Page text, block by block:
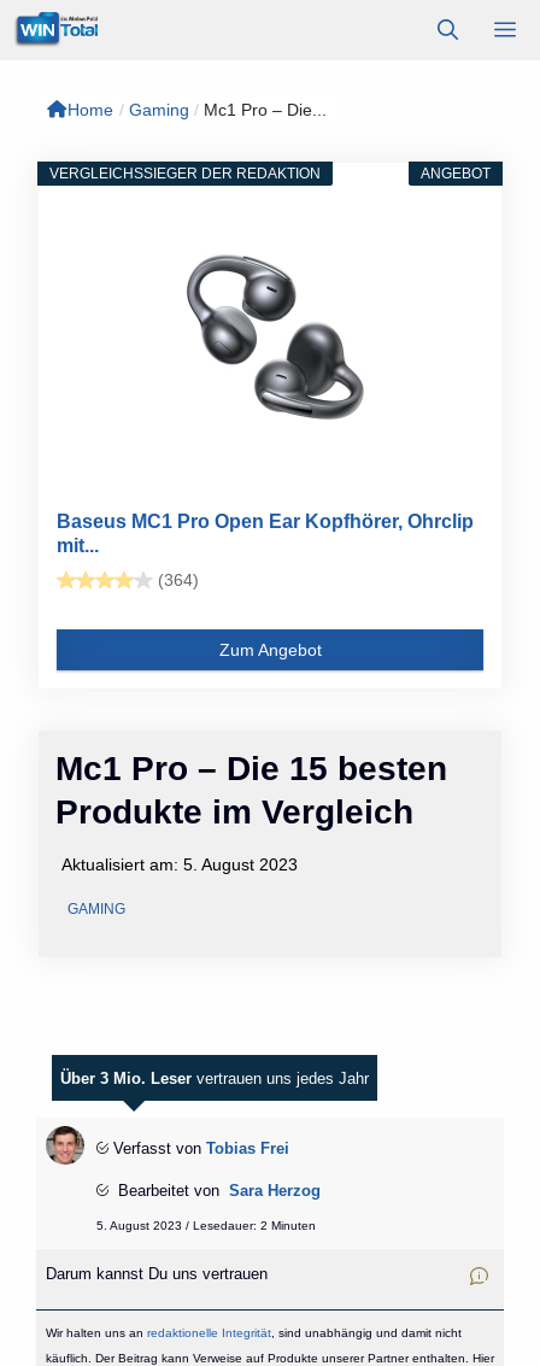
Zum
Inhalt
Home / Gaming / Mc1 Pro – Die...
Mc1 Pro – Die 15 besten
Produkte im Vergleich
Aktualisiert am: 5. August 2023
GAMING
ANGEBOT
VERGLEICHSSIEGER DER REDAKTION
Baseus MC1 Pro Open Ear Kopfhörer, Ohrclip
mit...
(364)
Zum Angebot
Über 3 Mio. Leser vertrauen uns jedes Jahr
Verfasst von Tobias Frei
Bearbeitet von Sara Herzog
5. August 2023 / Lesedauer: 2 Minuten
Darum kannst Du uns vertrauen
Wir halten uns an redaktionelle Integrität, sind unabhängig und damit nicht
käuflich. Der Beitrag kann Verweise auf Produkte unserer Partner enthalten. Hier